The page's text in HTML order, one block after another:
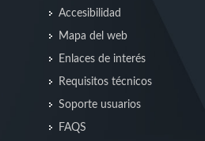
Accesibilidad
Mapa del web
Enlaces de interés
Requisitos técnicos
Soporte usuarios
FAQS